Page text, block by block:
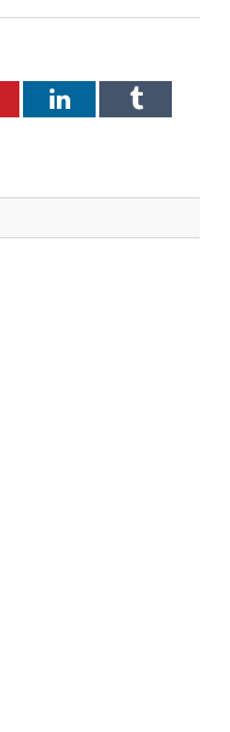
LinkedInTumblr